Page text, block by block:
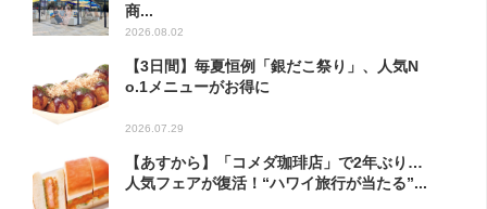
商...
2026.08.02
【3日間】毎夏恒例「銀だこ祭り」、人気N
o.1メニューがお得に
2026.07.29
【あすから】「コメダ珈琲店」で2年ぶり…
人気フェアが復活！“ハワイ旅行が当たる”...